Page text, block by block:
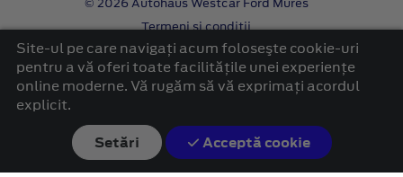
Termeni si conditii
Confidentialitate
Politica cookies
platformă dezvoltată de Workleto
Site-ul pe care navigați acum foloseşte cookie-uri
pentru a vă oferi toate facilitățile unei experiențe
online moderne. Vă rugăm să vă exprimați acordul
explicit.
Setări
Acceptă cookie